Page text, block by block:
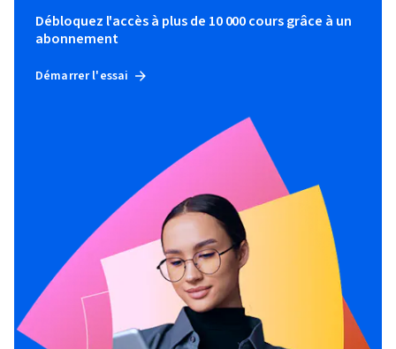
Débloquez l'accès à plus de 10 000 cours grâce à un
abonnement
Démarrer l'essai